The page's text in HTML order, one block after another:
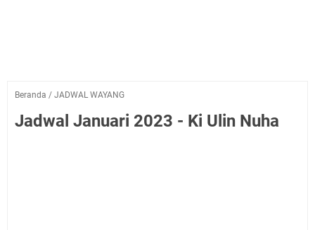
Beranda / JADWAL WAYANG
Jadwal Januari 2023 - Ki Ulin Nuha